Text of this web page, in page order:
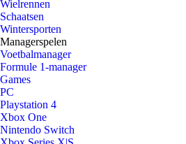
Wielrennen
Schaatsen
Wintersporten
Managerspelen
Voetbalmanager
Formule 1-manager
Games
PC
Playstation 4
Xbox One
Nintendo Switch